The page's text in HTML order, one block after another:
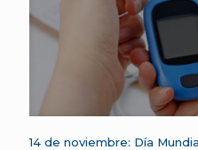
14 de noviembre: Día